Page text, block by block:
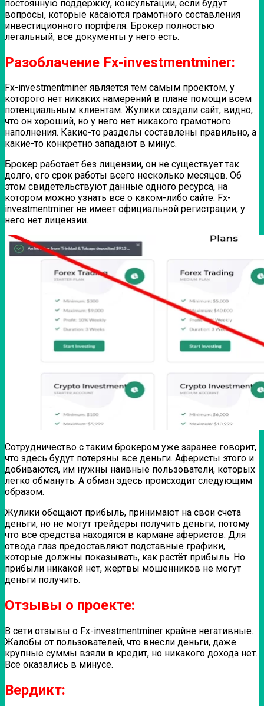
постоянную поддержку, консультации, если будут
вопросы, которые касаются грамотного составления
инвестиционного портфеля. Брокер полностью
легальный, все документы у него есть.
Разоблачение Fx-investmentminer:
Fx-investmentminer является тем самым проектом, у
которого нет никаких намерений в плане помощи всем
потенциальным клиентам. Жулики создали сайт, видно,
что он хороший, но у него нет никакого грамотного
наполнения. Какие-то разделы составлены правильно, а
какие-то конкретно западают в минус.
Брокер работает без лицензии, он не существует так
долго, его срок работы всего несколько месяцев. Об
этом свидетельствуют данные одного ресурса, на
котором можно узнать все о каком-либо сайте. Fx-
investmentminer не имеет официальной регистрации, у
него нет лицензии.
Сотрудничество с таким брокером уже заранее говорит,
что здесь будут потеряны все деньги. Аферисты этого и
добиваются, им нужны наивные пользователи, которых
легко обмануть. А обман здесь происходит следующим
образом.
Жулики обещают прибыль, принимают на свои счета
деньги, но не могут трейдеры получить деньги, потому
что все средства находятся в кармане аферистов. Для
отвода глаз предоставляют подставные графики,
которые должны показывать, как растёт прибыль. Но
прибыли никакой нет, жертвы мошенников не могут
деньги получить.
Отзывы о проекте:
В сети отзывы о Fx-investmentminer крайне негативные.
Жалобы от пользователей, что внесли деньги, даже
крупные суммы взяли в кредит, но никакого дохода нет.
Все оказались в минусе.
Вердикт: